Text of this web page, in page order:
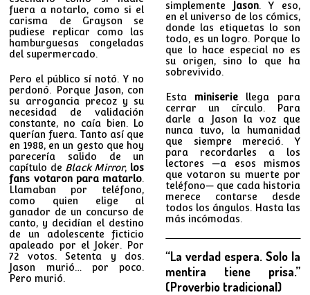
fuera a notarlo, como si el
carisma de Grayson se
pudiese replicar como las
hamburguesas congeladas
del supermercado.
Pero el público sí notó. Y no
perdonó. Porque Jason, con
su arrogancia precoz y su
necesidad de validación
constante, no caía bien. Lo
querían fuera. Tanto así que
en 1988, en un gesto que hoy
parecería salido de un
capítulo de Black Mirror, los
fans votaron para matarlo.
Llamaban por teléfono,
como quien elige al
ganador de un concurso de
canto, y decidían el destino
de un adolescente ficticio
apaleado por el Joker. Por
72 votos. Setenta y dos.
Jason murió… por poco.
Pero murió.
simplemente Jason. Y eso,
en el universo de los cómics,
donde las etiquetas lo son
todo, es un logro. Porque lo
que lo hace especial no es
su origen, sino lo que ha
sobrevivido.
Esta miniseriellega para
cerrar un círculo. Para
darle a Jason la voz que
nunca tuvo, la humanidad
que siempre mereció. Y
para recordarles a los
lectores —a esos mismos
que votaron su muerte por
teléfono— que cada historia
merece contarse desde
todos los ángulos. Hasta las
más incómodas.
“La verdad espera. Solo la
mentira tiene prisa.”
(Proverbio tradicional)